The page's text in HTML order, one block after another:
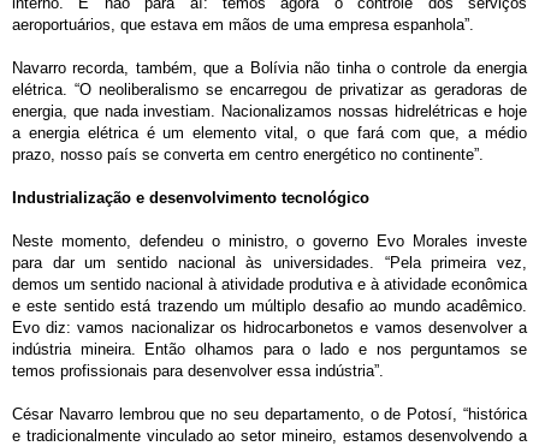
aeroportuários, que estava em mãos de uma empresa espanhola”.
Navarro recorda, também, que a Bolívia não tinha o controle da energia
elétrica. “O neoliberalismo se encarregou de privatizar as geradoras de
energia, que nada investiam.
Nacionalizamos nossas hidrelétricas e hoje
a energia elétrica é um elemento vital, o que fará com que, a médio
prazo, nosso país se converta em centro energético no continente”.
Industrialização e desenvolvimento tecnológico
Neste momento, defendeu o ministro, o governo Evo Morales investe
para dar um sentido nacional às universidades. “Pela primeira vez,
demos um sentido nacional à atividade produtiva e à atividade econômica
e este sentido está trazendo um múltiplo desafio ao mundo acadêmico.
Evo diz: vamos nacionalizar os hidrocarbonetos e vamos desenvolver a
indústria mineira. Então olhamos para o lado e nos perguntamos se
temos profissionais para desenvolver essa indústria”.
César Navarro lembrou que no seu departamento, o de Potosí, “histórica
e tradicionalmente vinculado ao setor mineiro, estamos desenvolvendo a